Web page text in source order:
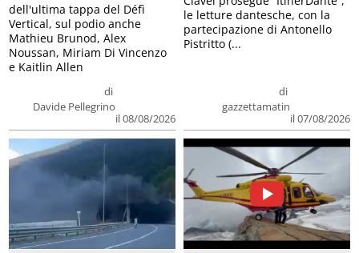
di
Davide Pellegrino
il 08/08/2026
dell'ultima tappa del Défì
Vertical, sul podio anche
Mathieu Brunod, Alex
Noussan, Miriam Di Vincenzo
e Kaitlin Allen
di
gazzettamatin
il 07/08/2026
le letture dantesche, con la
partecipazione di Antonello
Pistritto (...